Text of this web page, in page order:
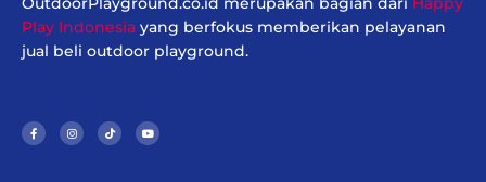
Play Indonesia yang berfokus memberikan pelayanan
jual beli outdoor playground.
c
e
b
s
t
a
k
t
o
u
t
u